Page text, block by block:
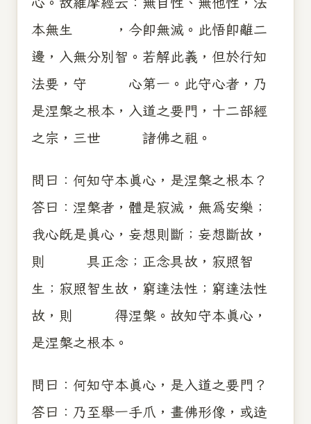
本無生 ，今即無滅。此悟即離二
邊，入無分別智。若解此義，但於行知
法要，守 心第一。此守心者，乃
是涅槃之根本，入道之要門，十二部經
之宗，三世 諸佛之祖。
問曰：何知守本真心，是涅槃之根本？
答曰：涅槃者，體是寂滅，無為安樂；
我心既是真心，妄想則斷；妄想斷故，
則 具正念；正念具故，寂照智
生；寂照智生故，窮達法性；窮達法性
故，則 得涅槃。故知守本真心，
是涅槃之根本。
問曰：何知守本真心，是入道之要門？
答曰：乃至舉一手爪，畫佛形像，或造